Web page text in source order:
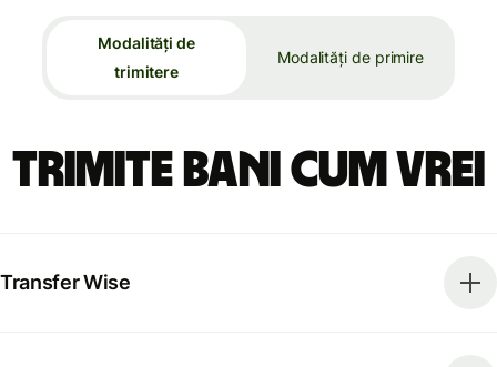
Modalități de
trimitere
Modalități de primire
Trimite bani cum vrei
Transfer Wise